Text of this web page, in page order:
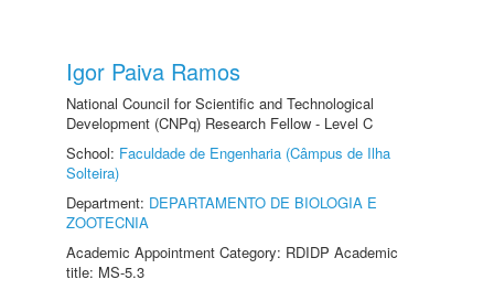
Igor Paiva Ramos
National Council for Scientific and Technological
Development (CNPq) Research Fellow - Level C
School: Faculdade de Engenharia (Câmpus de Ilha
Solteira)
Department: DEPARTAMENTO DE BIOLOGIA E
ZOOTECNIA
Academic Appointment Category: RDIDP Academic
title: MS-5.3